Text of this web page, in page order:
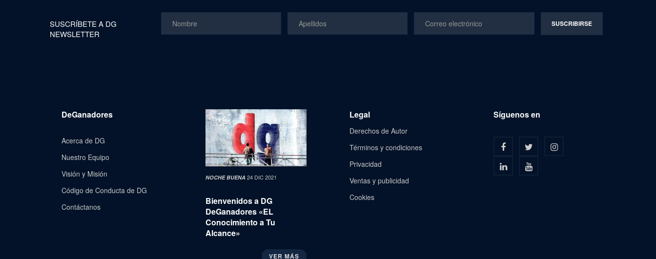
SUSCRÍBETE A DG
NEWSLETTER
DeGanadores
Acerca de DG
Nuestro Equipo
Visión y Misión
Código de Conducta de DG
Contáctanos
NOCHE BUENA 24 DIC 2021
Bienvenidos a DG
DeGanadores «EL
Conocimiento a Tu
Alcance»
VER MÁS
Legal
Derechos de Autor
Términos y condiciones
Privacidad
Ventas y publicidad
Cookies
Síguenos en